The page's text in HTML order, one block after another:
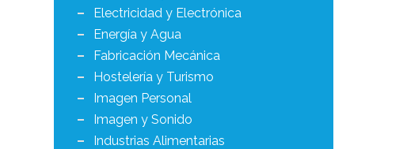
Electricidad y Electrónica
Energía y Agua
Fabricación Mecánica
Hostelería y Turismo
Imagen Personal
Imagen y Sonido
Industrias Alimentarias